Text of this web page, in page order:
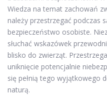
Wiedza na temat zachowań
należy przestrzegać podczas
bezpieczeństwo osobiste.
słuchać wskazówek
blisko do zwierząt.
uniknięcie potencjalnie
się pełnią tego wyjątkowego
naturą.